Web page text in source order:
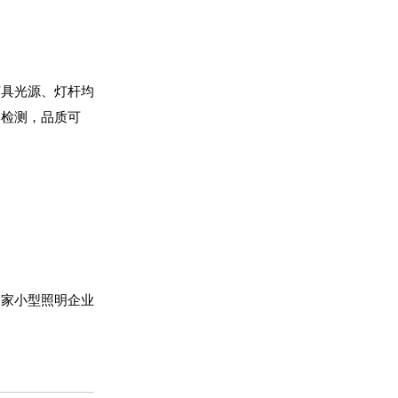
光源、灯杆均
测，品质可
小型照明企业